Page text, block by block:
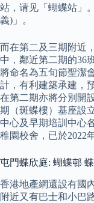
站，请见「蝴蝶站」
義)」。
而在第二及三期附近
中，鄰近第二期的36
將命名為五旬節聖潔
計，有利建築承建，
在第二期亦將分別開
期（斑蝶樓）基座設
中心及早期培訓中心
稚園校舍，已於2022
屯門蝶欣庭: 蝴蝶邨 蝶
香港地產網還設有國
附近又有巴士和小巴